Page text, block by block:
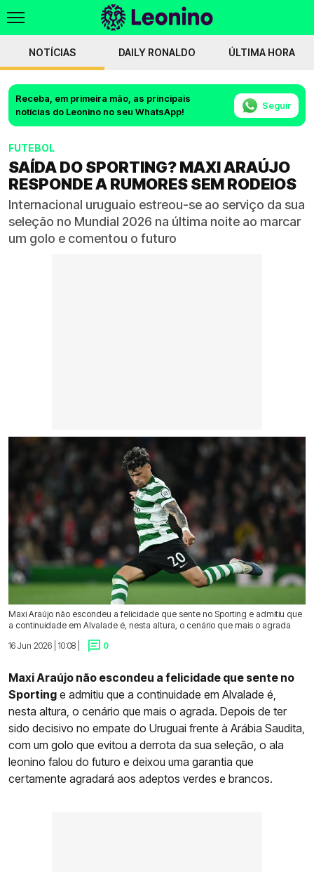
NOTÍCIAS DAILY RONALDO ÚLTIMA HORA
Receba, em primeira mão, as principais
notícias do Leonino no seu WhatsApp!
Seguir
FUTEBOL
SAÍDA DO SPORTING? MAXI ARAÚJO
RESPONDE A RUMORES SEM RODEIOS
Internacional uruguaio estreou-se ao serviço da sua
seleção no Mundial 2026 na última noite ao marcar
um golo e comentou o futuro
Maxi Araújo não escondeu a felicidade que sente no Sporting e admitiu que
a continuidade em Alvalade é, nesta altura, o cenário que mais o agrada
16 Jun 2026 | 10:08 |
0
Maxi Araújo não escondeu a felicidade que sente no
Sporting e admitiu que a continuidade em Alvalade é,
nesta altura, o cenário que mais o agrada. Depois de ter
sido decisivo no empate do Uruguai frente à Arábia Saudita,
com um golo que evitou a derrota da sua seleção, o ala
leonino falou do futuro e deixou uma garantia que
certamente agradará aos adeptos verdes e brancos.